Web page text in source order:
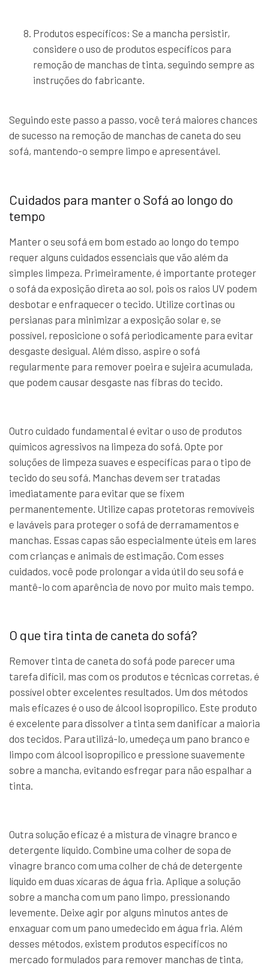
Produtos específicos: Se a mancha persistir,
considere o uso de produtos específicos para
remoção de manchas de tinta, seguindo sempre as
instruções do fabricante.
Seguindo este passo a passo, você terá maiores chances
de sucesso na remoção de manchas de caneta do seu
sofá, mantendo-o sempre limpo e apresentável.
Cuidados para manter o Sofá ao longo do
tempo
Manter o seu sofá em bom estado ao longo do tempo
requer alguns cuidados essenciais que vão além da
simples limpeza. Primeiramente, é importante proteger
o sofá da exposição direta ao sol, pois os raios UV podem
desbotar e enfraquecer o tecido. Utilize cortinas ou
persianas para minimizar a exposição solar e, se
possível, reposicione o sofá periodicamente para evitar
desgaste desigual. Além disso, aspire o sofá
regularmente para remover poeira e sujeira acumulada,
que podem causar desgaste nas fibras do tecido.
Outro cuidado fundamental é evitar o uso de produtos
químicos agressivos na limpeza do sofá. Opte por
soluções de limpeza suaves e específicas para o tipo de
tecido do seu sofá. Manchas devem ser tratadas
imediatamente para evitar que se fixem
permanentemente. Utilize capas protetoras removíveis
e laváveis para proteger o sofá de derramamentos e
manchas. Essas capas são especialmente úteis em lares
com crianças e animais de estimação. Com esses
cuidados, você pode prolongar a vida útil do seu sofá e
mantê-lo com aparência de novo por muito mais tempo.
O que tira tinta de caneta do sofá?
Remover tinta de caneta do sofá pode parecer uma
tarefa difícil, mas com os produtos e técnicas corretas, é
possível obter excelentes resultados. Um dos métodos
mais eficazes é o uso de álcool isopropílico. Este produto
é excelente para dissolver a tinta sem danificar a maioria
dos tecidos. Para utilizá-lo, umedeça um pano branco e
limpo com álcool isopropílico e pressione suavemente
sobre a mancha, evitando esfregar para não espalhar a
tinta.
Outra solução eficaz é a mistura de vinagre branco e
detergente líquido. Combine uma colher de sopa de
vinagre branco com uma colher de chá de detergente
líquido em duas xícaras de água fria. Aplique a solução
sobre a mancha com um pano limpo, pressionando
levemente. Deixe agir por alguns minutos antes de
enxaguar com um pano umedecido em água fria. Além
desses métodos, existem produtos específicos no
mercado formulados para remover manchas de tinta,